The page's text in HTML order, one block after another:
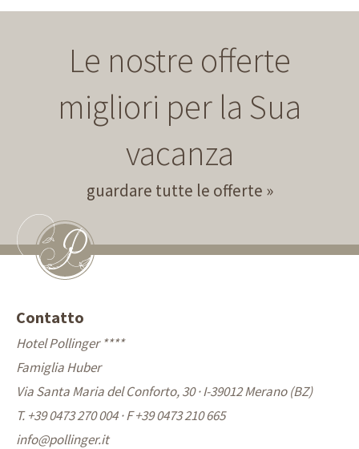
Le nostre offerte
migliori per la Sua
vacanza
guardare tutte le offerte
Contatto
Hotel Pollinger ****
Famiglia Huber
Via Santa Maria del Conforto, 30 · I-39012 Merano (BZ)
T. +39 0473 270 004·F +39 0473 210 665
info@pollinger.it